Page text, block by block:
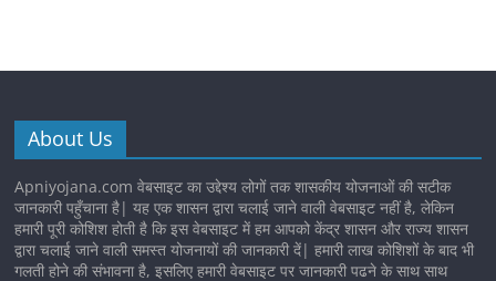
About Us
Apniyojana.com वेबसाइट का उद्देश्य लोगों तक शासकीय योजनाओं की सटीक
जानकारी पहुँचाना है| यह एक शासन द्वारा चलाई जाने वाली वेबसाइट नहीं है, लेकिन
हमारी पूरी कोशिश होती है कि इस वेबसाइट में हम आपको केंद्र शासन और राज्य शासन
द्वारा चलाई जाने वाली समस्त योजनायों की जानकारी दें| हमारी लाख कोशिशों के बाद भी
गलती होने की संभावना है, इसलिए हमारी वेबसाइट पर जानकारी पढने के साथ साथ